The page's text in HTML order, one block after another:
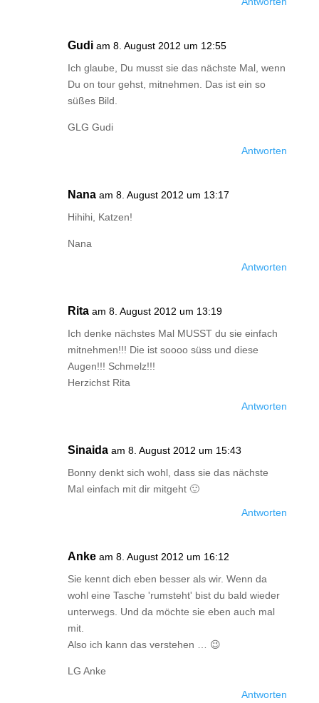
Gudi am 8. August 2012 um 12:55
Ich glaube, Du musst sie das nächste Mal, wenn
Du on tour gehst, mitnehmen. Das ist ein so
süßes Bild.
GLG Gudi
Antworten
Nana am 8. August 2012 um 13:17
Hihihi, Katzen!
Nana
Antworten
Rita am 8. August 2012 um 13:19
Ich denke nächstes Mal MUSST du sie einfach
mitnehmen!!! Die ist soooo süss und diese
Augen!!! Schmelz!!!
Herzichst Rita
Antworten
Sinaida am 8. August 2012 um 15:43
Bonny denkt sich wohl, dass sie das nächste
Mal einfach mit dir mitgeht 🙂
Antworten
Anke am 8. August 2012 um 16:12
Sie kennt dich eben besser als wir. Wenn da
wohl eine Tasche 'rumsteht' bist du bald wieder
unterwegs. Und da möchte sie eben auch mal
mit.
Also ich kann das verstehen … 😉
LG Anke
Antworten